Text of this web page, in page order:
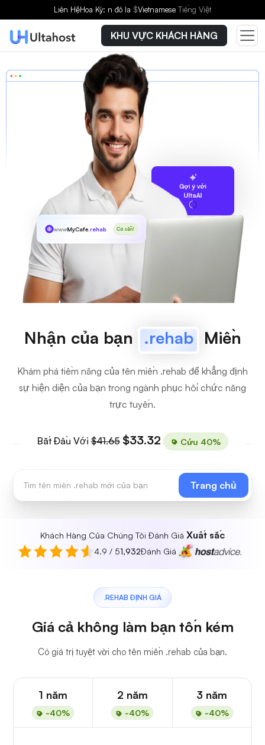
Liên HệHoa Kỳ: n đô la $Vietnamese Tiếng Việt
KHU VỰC KHÁCH HÀNG
Gợi ý với
UltaAI
wwwMyCafe.rehab Có sẵn!
Nhận của bạn .rehab Miền
Khám phá tiềm năng của tên miền .rehab để khẳng định
sự hiện diện của bạn trong ngành phục hồi chức năng
trực tuyến.
Bắt Đầu Với$41.65 $33.32 Cứu 40%
Trang chủ
Khách Hàng Của Chúng Tôi Đánh Giá Xuất sắc
4.9 / 51,932Đánh Giá
.REHAB ĐỊNH GIÁ
Giá cả không làm bạn tốn kém
Có giá trị tuyệt vời cho tên miền .rehab của bạn.
1 năm
-40%
2 năm
-40%
3 năm
-40%